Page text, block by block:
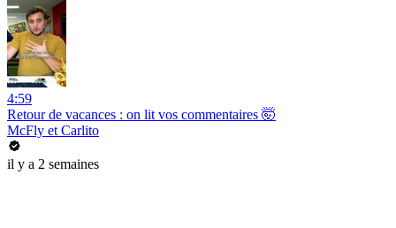
4:59
Retour de vacances : on lit vos commentaires 🤯
McFly et Carlito
il y a 2 semaines